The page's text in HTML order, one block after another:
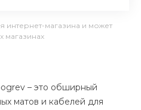
интернет-магазина и может
магазинах
– это обширный
матов и кабелей для